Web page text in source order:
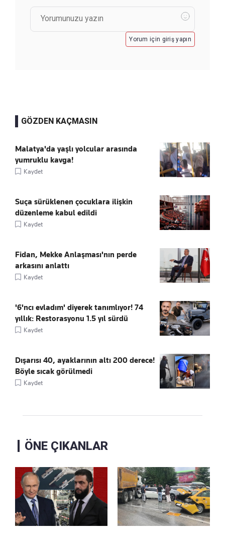
Yorum için giriş yapın
GÖZDEN KAÇMASIN
Malatya'da yaşlı yolcular arasında
yumruklu kavga!
Kaydet
Suça sürüklenen çocuklara ilişkin
düzenleme kabul edildi
Kaydet
Fidan, Mekke Anlaşması'nın perde
arkasını anlattı
Kaydet
'6'ncı evladım' diyerek tanımlıyor! 74
yıllık: Restorasyonu 1.5 yıl sürdü
Kaydet
Dışarısı 40, ayaklarının altı 200 derece!
Böyle sıcak görülmedi
Kaydet
ÖNE ÇIKANLAR